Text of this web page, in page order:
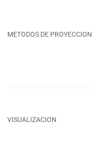
METODOS DE PROYECCION
VISUALIZACION